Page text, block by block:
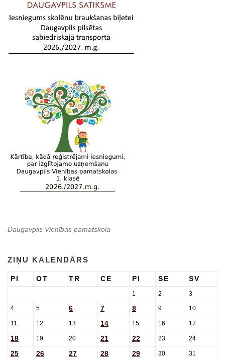
Daugavpils Vienības pamatskola
ZIŅU KALENDĀRS
PI OT TR CE PI SE SV
1 2 3
4 5 6 7 8 9 10
11 12 13 14 15 16 17
18 19 20 21 22 23 24
25 26 27 28 29 30 31